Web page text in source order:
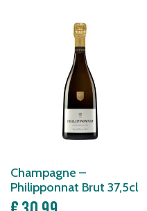
Champagne –
Philipponnat Brut 37,5cl